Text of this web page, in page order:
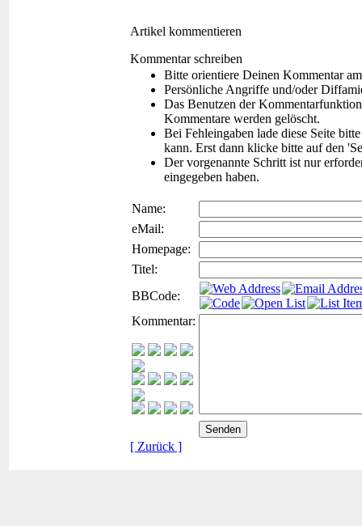
Artikel kommentieren
Kommentar schreiben
Bitte orientiere Deinen Kommentar
Persönliche Angriffe und/oder
Das Benutzen der
Kommentare werden gelöscht.
Bei Fehleingaben lade diese Seite
kann. Erst dann klicke bitte auf den
Der vorgenannte Schritt ist nur
eingegeben haben.
Name:
eMail:
Homepage:
Titel:
BBCode:
Kommentar:
[ Zurück ]